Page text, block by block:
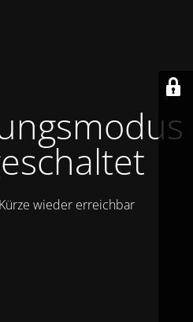
wieder erreichbar